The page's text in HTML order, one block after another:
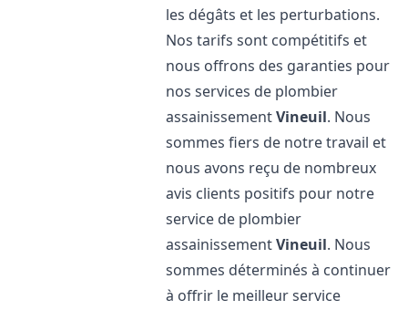
les dégâts et les perturbations.
Nos tarifs sont compétitifs et
nous offrons des garanties pour
nos services de plombier
assainissementVineuil. Nous
sommes fiers de notre travail et
nous avons reçu de nombreux
avis clients positifs pour notre
service de plombier
assainissementVineuil. Nous
sommes déterminés à continuer
à offrir le meilleur service